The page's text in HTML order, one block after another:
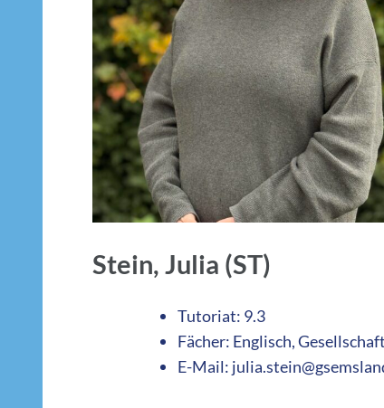
Stein, Julia (ST)
Tutoriat: 9.3
Fächer: Englisch,
E-Mail: